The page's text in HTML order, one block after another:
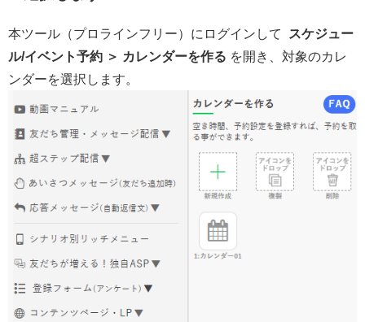
本ツール（プロラインフリー）にログインして
スケジュー
ル/イベント予約 ＞ カレンダーを作る を開き、対象のカレ
ンダーを選択します。